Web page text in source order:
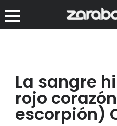
La sangre
rojo
escorpión)